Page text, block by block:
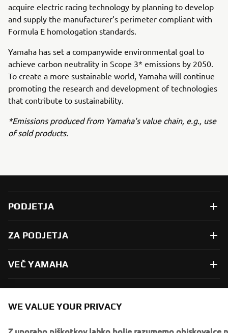
acquire electric racing technology by planning to develop
and supply the manufacturer’s perimeter compliant with
Formula E homologation standards.
Yamaha has set a companywide environmental goal to
achieve carbon neutrality in Scope 3* emissions by 2050.
To create a more sustainable world, Yamaha will continue
promoting the research and development of technologies
that contribute to sustainability.
*Emissions produced from Yamaha's value chain, e.g., use
of sold products.
PODJETJA
ZA PODJETJA
VEČ YAMAHA
GLASILO
WE VALUE YOUR PRIVACY